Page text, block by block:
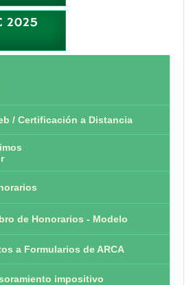
/ Certificación a Distancia
de Honorarios - Modelo
a Formularios de ARCA
impositivo